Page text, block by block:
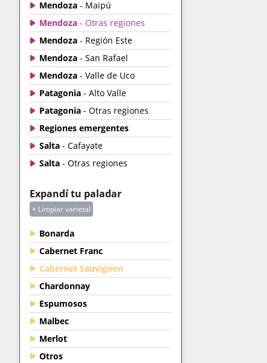
Mendoza - Maipú
Mendoza - Otras regiones
Mendoza - Región Este
Mendoza - San Rafael
Mendoza - Valle de Uco
Patagonia - Alto Valle
Patagonia - Otras regiones
Regiones emergentes
Salta - Cafayate
Salta - Otras regiones
Expandí tu paladar
× Limpiar varietal
Bonarda
Cabernet Franc
Cabernet Sauvignon
Chardonnay
Espumosos
Malbec
Merlot
Otros